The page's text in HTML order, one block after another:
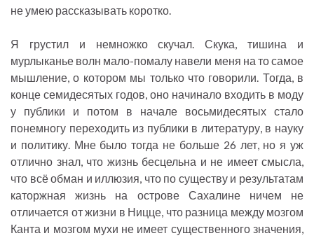
не умею рассказывать коротко.
Я грустил и немножко скучал. Скука, тишина и
мурлыканье волн мало-помалу навели меня на то самое
мышление, о котором мы только что говорили. Тогда, в
конце семидесятых годов, оно начинало входить в моду
у публики и потом в начале восьмидесятых стало
понемногу переходить из публики в литературу, в науку
и политику. Мне было тогда не больше 26 лет, но я уж
отлично знал, что жизнь бесцельна и не имеет смысла,
что всё обман и иллюзия, что по существу и результатам
каторжная жизнь на острове Сахалине ничем не
отличается от жизни в Ницце, что разница между мозгом
Канта и мозгом мухи не имеет существенного значения,